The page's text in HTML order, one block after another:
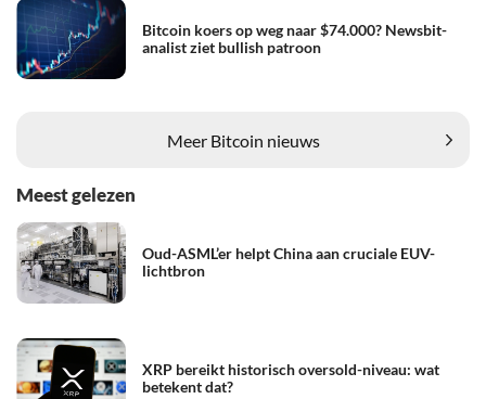
Bitcoin koers op weg naar $74.000? Newsbit-
analist ziet bullish patroon
Meer Bitcoin nieuws
Meest gelezen
Oud-ASML’er helpt China aan cruciale EUV-
lichtbron
XRP bereikt historisch oversold-niveau: wat
betekent dat?